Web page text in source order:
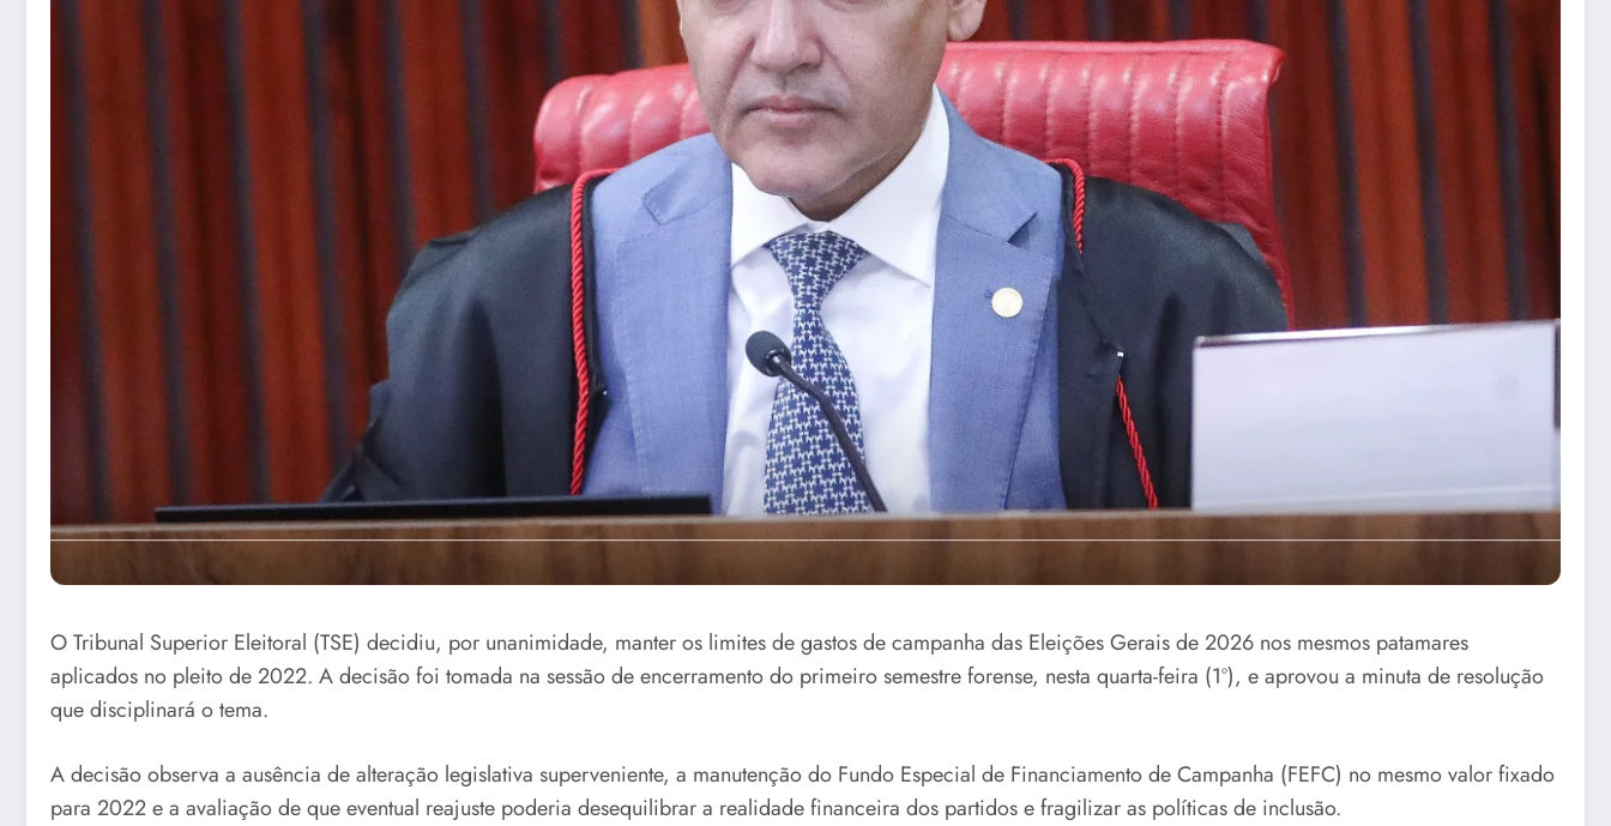
O Tribunal Superior Eleitoral (TSE) decidiu, por unanimidade, manter os limites de gastos de campanha das Eleições Gerais de 2026 nos mesmos patamares
aplicados no pleito de 2022. A decisão foi tomada na sessão de encerramento do primeiro semestre forense, nesta quarta-feira (1º), e aprovou a minuta de resolução
que disciplinará o tema.
A decisão observa a ausência de alteração legislativa superveniente, a manutenção do Fundo Especial de Financiamento de Campanha (FEFC) no mesmo valor fixado
para 2022 e a avaliação de que eventual reajuste poderia desequilibrar a realidade financeira dos partidos e fragilizar as políticas de inclusão.